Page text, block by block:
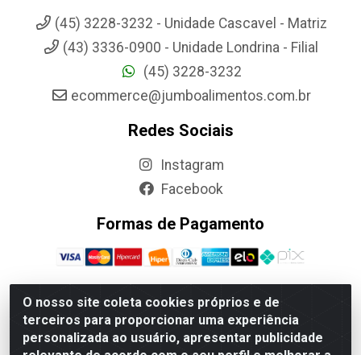
O nosso site coleta cookies próprios e de
terceiros para proporcionar uma experiência
personalizada ao usuário, apresentar publicidade
(45) 3228-3232 - Unidade Cascavel - Matriz
(43) 3336-0900 - Unidade Londrina - Filial
(45) 3228-3232
ecommerce@jumboalimentos.com.br
Redes Sociais
Instagram
Facebook
Formas de Pagamento
Jumbo Alimentos Cascavel - Matriz - Rua Itatiba Do Sul, 161 -
Santos Dumont, Cascavel-PR - CEP 85804-700- CNPJ